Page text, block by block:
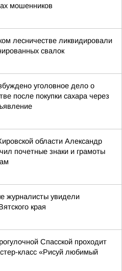
мошенников
лесничестве ликвидировали
свалок
уголовное дело о
после покупки сахара через
области Александр
почетные знаки и грамоты
журналисты увидели
края
Спасской проходит
класс «Рисуй любимый